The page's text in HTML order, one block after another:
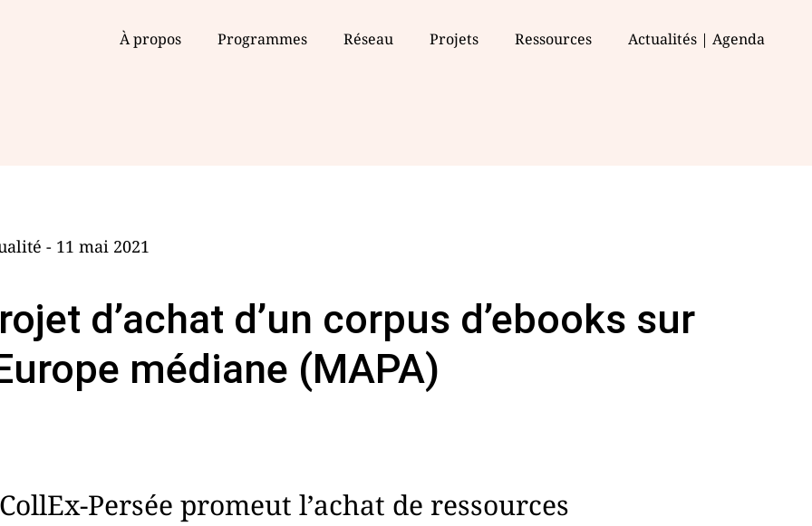
À propos Programmes Réseau Projets Ressources Actualités | Agenda
- 11 mai 2021
d’achat d’un corpus d’ebooks sur
médiane (MAPA)
CollEx-Persée promeut l’achat de ressources